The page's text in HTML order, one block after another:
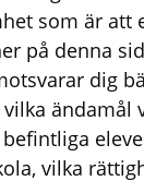
som är att
på denna
dig
ändamål
vilka